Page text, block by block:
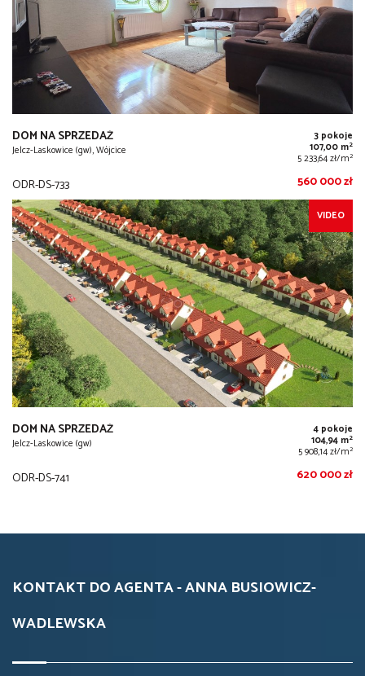
DOM NA SPRZEDAŻ
Jelcz-Laskowice (gw), Wójcice
3 pokoje
107,00 m2
5 233,64 zł/m2
ODR-DS-733 560 000 zł
VIDEO
DOM NA SPRZEDAŻ
Jelcz-Laskowice (gw)
4 pokoje
104,94 m2
5 908,14 zł/m2
ODR-DS-741 620 000 zł
KONTAKT DO AGENTA - ANNA BUSIOWICZ-
WADLEWSKA